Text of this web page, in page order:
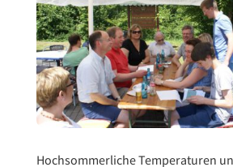
Hochsommerliche Temperaturen